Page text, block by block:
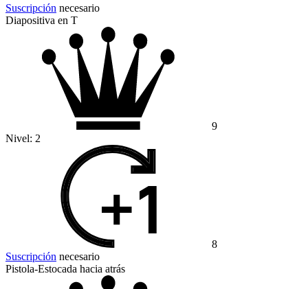
Suscripción necesario
Diapositiva en T
9
Nivel: 2
8
Suscripción necesario
Pistola-Estocada hacia atrás